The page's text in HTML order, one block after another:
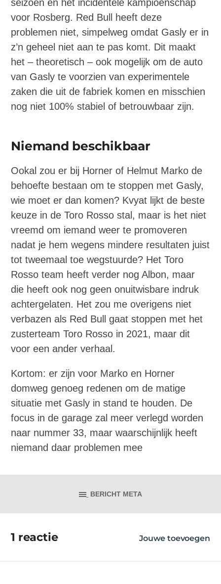
seizoen en het incidentele kampioenschap
voor Rosberg. Red Bull heeft deze
problemen niet, simpelweg omdat Gasly er in
z’n geheel niet aan te pas komt. Dit maakt
het – theoretisch – ook mogelijk om de auto
van Gasly te voorzien van experimentele
zaken die uit de fabriek komen en misschien
nog niet 100% stabiel of betrouwbaar zijn.
Niemand beschikbaar
Ookal zou er bij Horner of Helmut Marko de
behoefte bestaan om te stoppen met Gasly,
wie moet er dan komen? Kvyat lijkt de beste
keuze in de Toro Rosso stal, maar is het niet
vreemd om iemand weer te promoveren
nadat je hem wegens mindere resultaten juist
tot tweemaal toe wegstuurde? Het Toro
Rosso team heeft verder nog Albon, maar
die heeft ook nog geen onuitwisbare indruk
achtergelaten. Het zou me overigens niet
verbazen als Red Bull gaat stoppen met het
zusterteam Toro Rosso in 2021, maar dit
voor een ander verhaal.
Kortom: er zijn voor Marko en Horner
domweg genoeg redenen om de matige
situatie met Gasly in stand te houden. De
focus in de garage zal meer verlegd worden
naar nummer 33, maar waarschijnlijk heeft
niemand daar problemen mee
BERICHT META
1 reactie Jouwe toevoegen